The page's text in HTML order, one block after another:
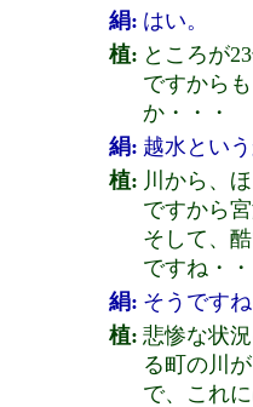
絹: はい。
植: ところが
ですから
か・・・
絹: 越水という
植: 川から、
ですから
そして、
ですね・・
絹: そうですね
植: 悲惨な状
る町の川
で、これ